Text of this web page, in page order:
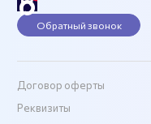
Обратный звонок
Договор оферты
Реквизиты